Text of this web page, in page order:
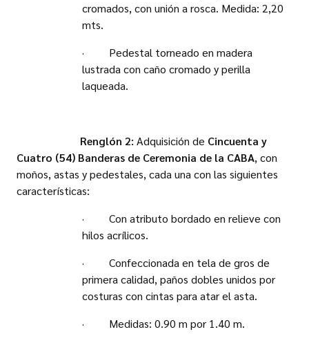
cromados, con unión a rosca. Medida: 2,20
mts.
· Pedestal torneado en madera
lustrada con caño cromado y perilla
laqueada.
Renglón 2: Adquisición de Cincuenta y
Cuatro (54) Banderas de Ceremonia de la CABA, con
moños, astas y pedestales, cada una con las siguientes
características:
· Con atributo bordado en relieve con
hilos acrílicos.
· Confeccionada en tela de gros de
primera calidad, paños dobles unidos por
costuras con cintas para atar el asta.
· Medidas: 0.90 m por 1.40 m.